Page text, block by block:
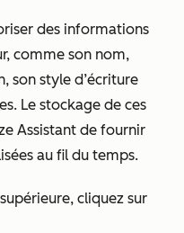
des informations
comme son nom,
son style d’écriture
Le stockage de ces
Assistant de fournir
au fil du temps.
cliquez sur